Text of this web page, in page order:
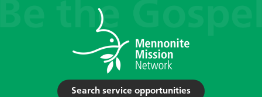
Search service opportunities